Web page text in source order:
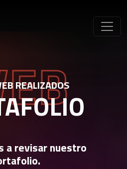
REALIZADOS
a revisar nuestro